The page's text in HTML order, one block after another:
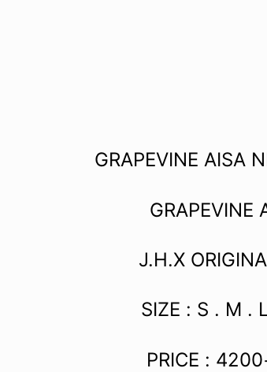
GRAPEVINE AISA
GRAPEVINE
J.H.X
SIZE : S . M .
PRICE :